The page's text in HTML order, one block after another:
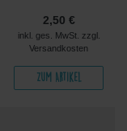
2,50 €
inkl. ges. MwSt. zzgl.
Versandkosten
Zum Artikel